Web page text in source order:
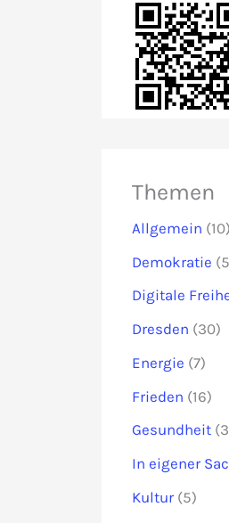
Themen
Allgemein (10)
Demokratie
Digitale
Dresden (30)
Energie (7)
Frieden (16)
Gesundheit
In eigener
Kultur (5)